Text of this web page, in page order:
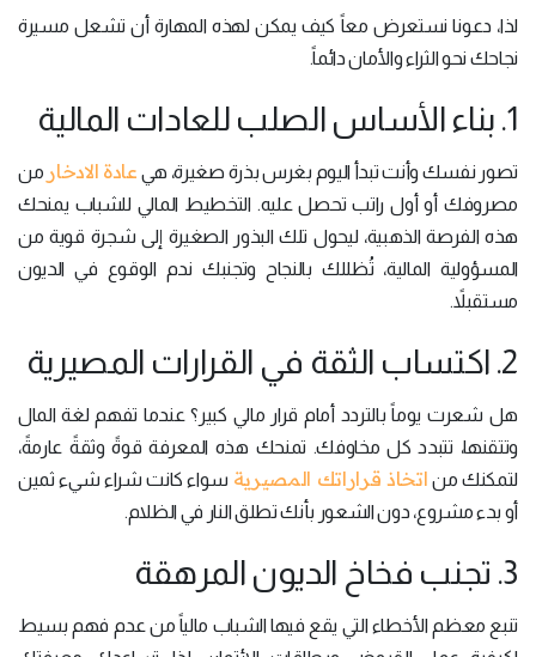
لذا، دعونا نستعرض معاً كيف يمكن لهذه المهارة أن تشعل مسيرة
نجاحك نحو الثراء والأمان دائماً.
1. بناء الأساس الصلب للعادات المالية
تصور نفسك وأنت تبدأ اليوم بغرس بذرة صغيرة، هي عادة الادخار من
مصروفك أو أول راتب تحصل عليه. التخطيط المالي للشباب يمنحك
هذه الفرصة الذهبية، ليحول تلك البذور الصغيرة إلى شجرة قوية من
المسؤولية المالية، تُظللك بالنجاح وتجنبك ندم الوقوع في الديون
مستقبلاً.
2. اكتساب الثقة في القرارات المصيرية
هل شعرت يوماً بالتردد أمام قرار مالي كبير؟ عندما تفهم لغة المال
وتتقنها، تتبدد كل مخاوفك. تمنحك هذه المعرفة قوةً وثقةً عارمةً،
لتمكنك من اتخاذ قراراتك المصيرية سواء كانت شراء شيء ثمين
أو بدء مشروع، دون الشعور بأنك تطلق النار في الظلام.
3. تجنب فخاخ الديون المرهقة
تنبع معظم الأخطاء التي يقع فيها الشباب مالياً من عدم فهم بسيط